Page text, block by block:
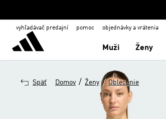
vyhľadávač predajní pomoc objednávky a vrátenia
Muži Ženy
Späť Domov / Ženy / Oblečenie